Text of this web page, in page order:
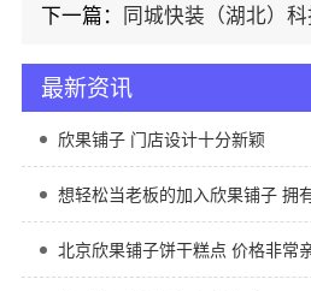
下一篇： 同城快装（湖北）科技有限公司：
最新资讯
欣果铺子 门店设计十分新颖
北京欣果铺子饼干糕点 价格非常